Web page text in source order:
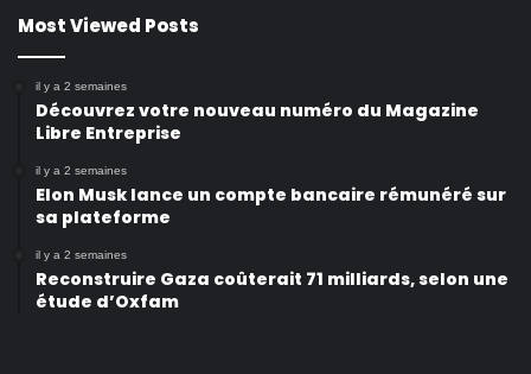
Most Viewed Posts
il y a 2 semaines
Découvrez votre nouveau numéro du Magazine
Libre Entreprise
il y a 2 semaines
Elon Musk lance un compte bancaire rémunéré sur
sa plateforme
il y a 2 semaines
Reconstruire Gaza coûterait 71 milliards, selon une
étude d’Oxfam